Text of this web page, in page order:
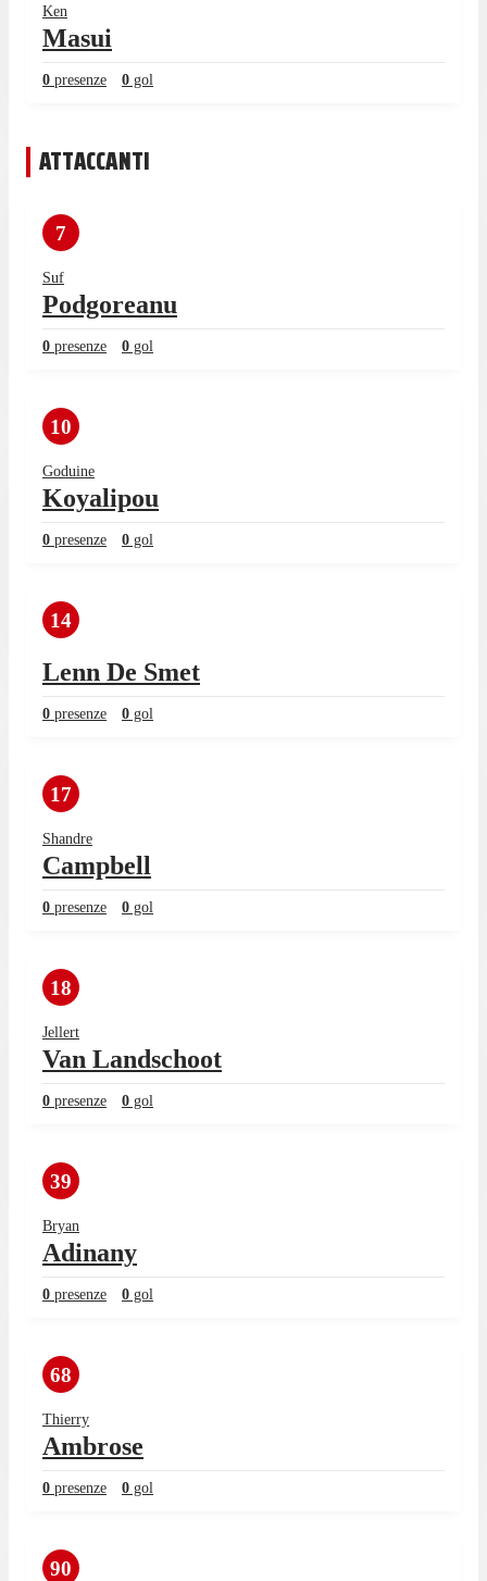
Ken
Masui
0 presenze 0 gol
ATTACCANTI
7
Suf
Podgoreanu
0 presenze 0 gol
10
Goduine
Koyalipou
0 presenze 0 gol
14
Lenn De Smet
0 presenze 0 gol
17
Shandre
Campbell
0 presenze 0 gol
18
Jellert
Van Landschoot
0 presenze 0 gol
39
Bryan
Adinany
0 presenze 0 gol
68
Thierry
Ambrose
0 presenze 0 gol
90